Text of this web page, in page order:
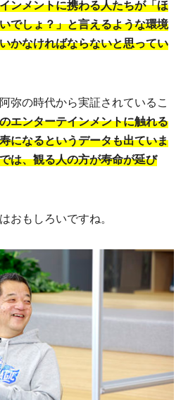
ンメントに携わる人たちが「ほ
でしょ？」と言えるような環境
かなければならないと思ってい
弥の時代から実証されているこ
エンターテインメントに触れる
になるというデータも出ていま
は、観る人の方が寿命が延び
おもしろいですね。